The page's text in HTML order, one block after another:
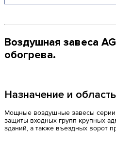
Воздушная завеса
обогрева.
Назначение и
Мощные воздушные завесы
защиты входных групп крупных
зданий, а также въездных ворот